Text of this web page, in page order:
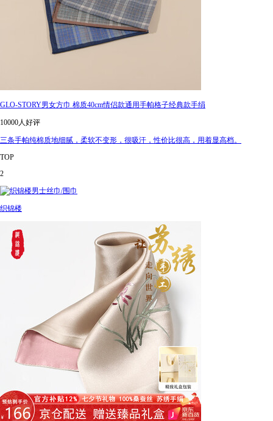
GLO-STORY男女方巾 棉质40cm情侣款通用手帕格子经典款手绢
10000人好评
三条手帕纯棉质地细腻，柔软不变形，很吸汗，性价比很高，用着显高档。
TOP
2
织锦楼